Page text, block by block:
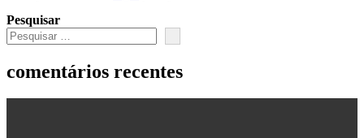
Pesquisar
comentários recentes